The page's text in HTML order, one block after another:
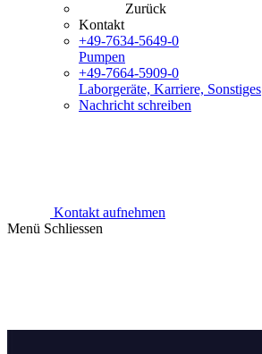
Zurück
Kontakt
+49-7634-5649-0
Pumpen
+49-7664-5909-0
Laborgeräte, Karriere, Sonstiges
Nachricht schreiben
Kontakt aufnehmen
Menü Schliessen